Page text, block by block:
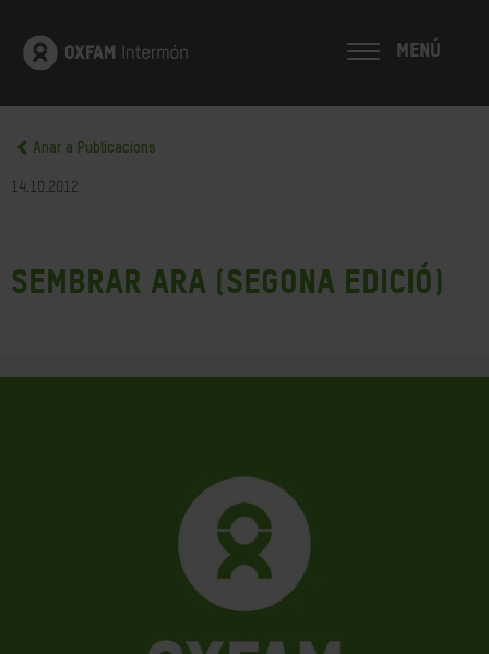
MENÚ
Anar a Publicacions
14.10.2012
SEMBRAR ARA (SEGONA EDICIÓ)